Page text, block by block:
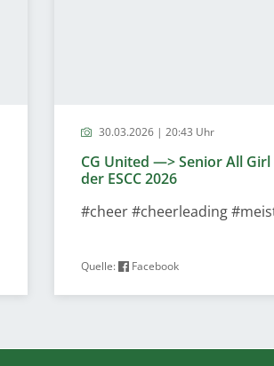
30.03.2026 | 20:43 Uhr
CG United —> Senior All
der ESCC 2026
#cheer #cheerleading
Quelle: Facebook